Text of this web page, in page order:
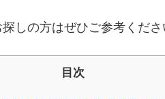
しの方はぜひご参考くださ
目次